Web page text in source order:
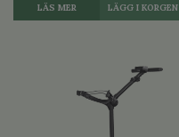
LÄS MER LÄGG I KORGEN